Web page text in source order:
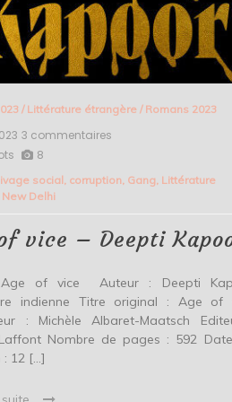
/ Littérature étrangère / Romans 2023
3 commentaires
vice
Kapoor
8
social corruption Gang Littérature
New Delhi
vice – Deepti
of vice Auteur : Deepti
indienne Titre original : Age of
: Michèle Albaret-Maatsch
Nombre de pages : 592
12 […]